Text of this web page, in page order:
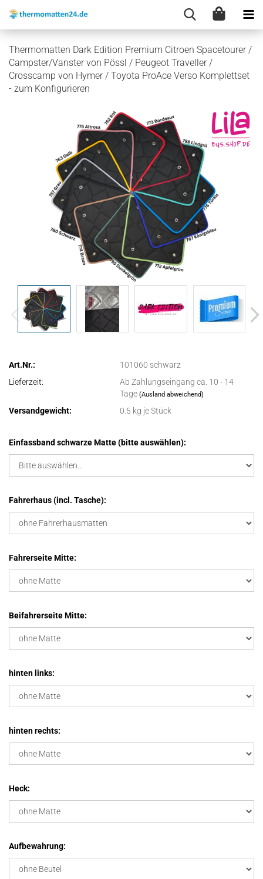
Thermomatten Dark Edition Premium Citroen Spacetourer /
Campster/Vanster von Pössl / Peugeot Traveller /
Crosscamp von Hymer / Toyota ProAce Verso Komplettset
- zum Konfigurieren
Art.Nr.:
101060 schwarz
Lieferzeit:
Ab Zahlungseingang ca. 10 - 14
Tage(Ausland abweichend)
Versandgewicht: 0.5 kg je Stück
Einfassband schwarze Matte (bitte auswählen):
Fahrerhaus (incl. Tasche):
Fahrerseite Mitte:
Beifahrerseite Mitte:
hinten links:
hinten rechts:
Heck:
Aufbewahrung: